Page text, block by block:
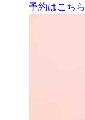
予約はこちら